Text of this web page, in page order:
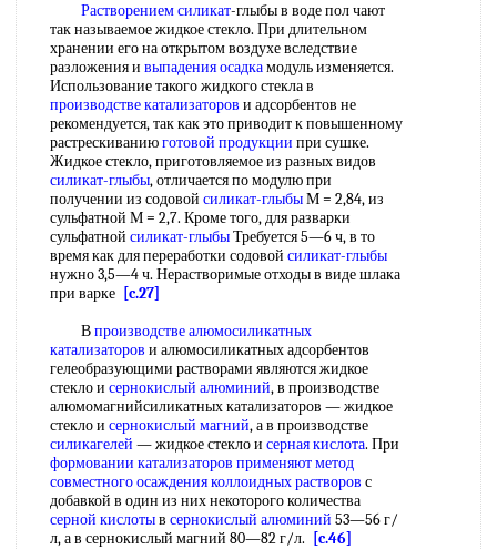
Растворением силикат-глыбы в воде пол чают
так называемое жидкое стекло. При длительном
хранении его на открытом воздухе вследствие
разложения и выпадения осадкамодуль изменяется.
Использование такого жидкого стекла в
производстве катализаторов и адсорбентов не
рекомендуется, так как это приводит к повышенному
растрескиваниюготовой продукции при сушке.
Жидкое стекло, приготовляемое из разных видов
силикат-глыбы, отличается по модулю при
получении из содовой силикат-глыбыМ = 2,84, из
сульфатной М = 2,7. Кроме того, для разварки
сульфатной силикат-глыбыТребуется 5—6 ч, в то
время как для переработки содовой силикат-глыбы
нужно 3,5—4 ч. Нерастворимые отходы в виде шлака
при варке [c.27]
Впроизводстве алюмосиликатных
катализаторов и алюмосиликатных адсорбентов
гелеобразующими растворами являются жидкое
стекло и сернокислый алюминий, в производстве
алюмомагнийсиликатных катализаторов — жидкое
стекло и сернокислый магний, а в производстве
силикагелей — жидкое стекло и серная кислота. При
формовании катализаторов применяют метод
совместного осажденияколлоидных растворов с
добавкой в один из них некоторого количества
серной кислотыв сернокислый алюминий 53—56 г/
л, а в сернокислый магний 80—82 г/л.
[c.46]